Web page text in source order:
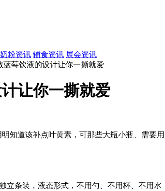
奶粉资讯 辅食资讯 展会资讯
蓝莓饮液的设计让你一撕就爱
让你一撕就爱
道该补点叶黄素，可那些大瓶小瓶、需要
条装，液态形式，不用勺、不用杯、不用